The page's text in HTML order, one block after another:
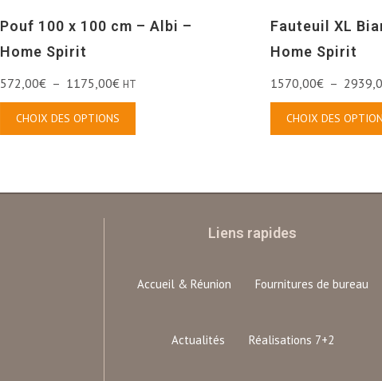
Pouf 100 x 100 cm – Albi –
Home Spirit
572,00€ – 1175,00€ HT
CHOIX DES OPTIONS
Fauteuil XL
Home Spirit
1570,00€ –
CHOIX DES
Liens rapides
Accueil & Réunion Fournitures de bureau
Actualités Réalisations 7+2